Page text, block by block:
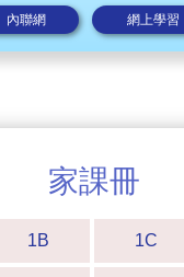
內聯網 網上學習
家課冊
1B 1C